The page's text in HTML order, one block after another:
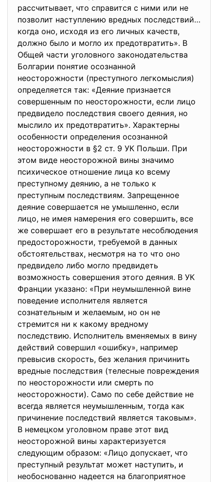
рассчитывает, что справится с ними или не
позволит наступлению вредных последствий…
когда оно, исходя из его личных качеств,
должно было и могло их предотвратить». В
Общей части уголовного законодательства
Болгарии понятие осознанной
неосторожности (преступного легкомыслия)
определяется так: «Деяние признается
совершенным по неосторожности, если лицо
предвидело последствия своего деяния, но
мыслило их предотвратить». Характерны
особенности определения осознанной
неосторожности в §2 ст. 9 УК Польши. При
этом виде неосторожной вины значимо
психическое отношение лица ко всему
преступному деянию, а не только к
преступным последствиям. Запрещенное
деяние совершается не умышленно, если
лицо, не имея намерения его совершить, все
же совершает его в результате несоблюдения
предосторожности, требуемой в данных
обстоятельствах, несмотря на то что оно
предвидело либо могло предвидеть
возможность совершения этого деяния. В УК
Франции указано: «При неумышленной вине
поведение исполнителя является
сознательным и желаемым, но он не
стремится ни к какому вредному
последствию. Исполнитель вменяемых в вину
действий совершил «ошибку», например
превысив скорость, без желания причинить
вредные последствия (телесные повреждения
по неосторожности или смерть по
неосторожности). Само по себе действие не
всегда является неумышленным, тогда как
причинение последствий является таковым».
В немецком уголовном праве этот вид
неосторожной вины характеризуется
следующим образом: «Лицо допускает, что
преступный результат может наступить, и
необоснованно надеется на благоприятное